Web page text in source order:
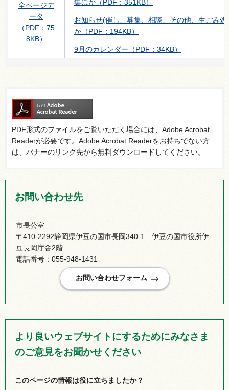
全ページデ
ータ
（PDF：75
8KB）
集ほか（PDF：351KB）
お知らせ(催し、募集、相談、その他、生ごみ
か（PDF：194KB）
9月のカレンダー（PDF：34KB）
PDF形式のファイルをご覧いただく場合には、Adobe Acrobat
Readerが必要です。Adobe Acrobat Readerをお持ちでない方
は、バナーのリンク先から無料ダウンロードしてください。
お問い合わせ先
市長公室
〒410-2292静岡県伊豆の国市長岡340-1 伊豆の国市役所伊
豆長岡庁舎2階
電話番号：055-948-1431
より良いウェブサイトにするためにみなさま
のご意見をお聞かせください
このページの情報は役に立ちましたか？